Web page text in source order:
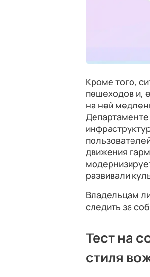
Кроме того,
пешеходов и,
на ней
Департаменте
движения
развивали
Владельцам
следить за
Тест на
стиля